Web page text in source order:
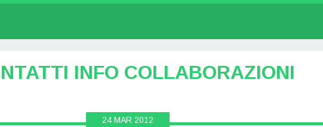
INFO COLLABORAZIONI
24 MAR 2012